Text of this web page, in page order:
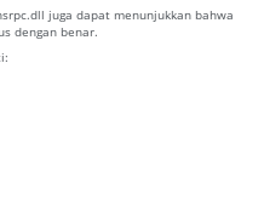
juga dapat menunjukkan bahwa
dengan benar.